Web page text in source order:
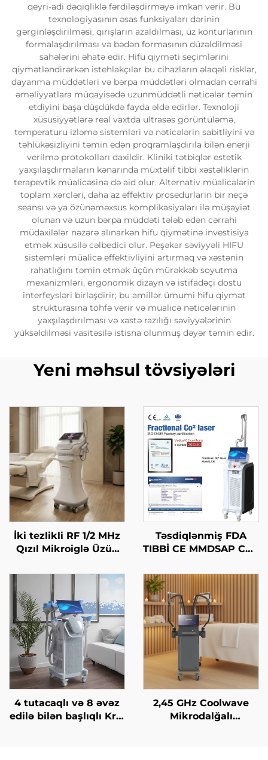
qeyri-adi dəqiqliklə fərdiləşdirməyə imkan verir. Bu
texnologiyasının əsas funksiyaları dərinin
gərginləşdirilməsi, qırışların azaldılması, üz konturlarının
formalaşdırılması və bədən formasının düzəldilməsi
sahələrini əhatə edir. Hifu qiyməti seçimlərini
qiymətləndirərkən istehlakçılar bu cihazların əlaqəli risklər,
dayanma müddətləri və bərpa müddətləri olmadan cərrahi
əməliyyatlara müqayisədə uzunmüddətli nəticələr təmin
etdiyini başa düşdükdə fayda əldə edirlər. Texnoloji
xüsusiyyətlərə real vaxtda ultrasəs görüntüləmə,
temperaturu izləmə sistemləri və nəticələrin sabitliyini və
təhlükəsizliyini təmin edən proqramlaşdırıla bilən enerji
verilmə protokolları daxildir. Kliniki tətbiqlər estetik
yaxşılaşdırmaların kənarında müxtəlif tibbi xəstəliklərin
terapevtik müalicəsinə də aid olur. Alternativ müalicələrin
toplam xərcləri, daha az effektiv prosedurların bir neçə
seansı və ya özünəməxsus komplikasiyaları ilə müşayiət
olunan və uzun bərpa müddəti tələb edən cərrahi
müdaxilələr nəzərə alınarkən hifu qiymətinə investisiya
etmək xüsusilə cəlbedici olur. Peşəkar səviyyəli HIFU
sistemləri müalicə effektivliyini artırmaq və xəstənin
rahatlığını təmin etmək üçün mürəkkəb soyutma
mexanizmləri, ergonomik dizayn və istifadəçi dostu
interfeysləri birləşdirir; bu amillər ümumi hifu qiymət
strukturasına töhfə verir və müalicə nəticələrinin
yaxşılaşdırılması və xəstə razılığı səviyyələrinin
yüksəldilməsi vasitəsilə istisna olunmuş dəyər təmin edir.
Yeni məhsul tövsiyələri
İki tezlikli RF 1/2 MHz
Qızıl Mikroiglə Üzün
Təsdiqlənmiş FDA
TIBBİ CE MMDSAP CO2
Maşını
4 tutacaqlı və 8 əvəz
edilə bilən başlıqlı Krio
2,45 GHz Coolwave
Mikrodalğalı